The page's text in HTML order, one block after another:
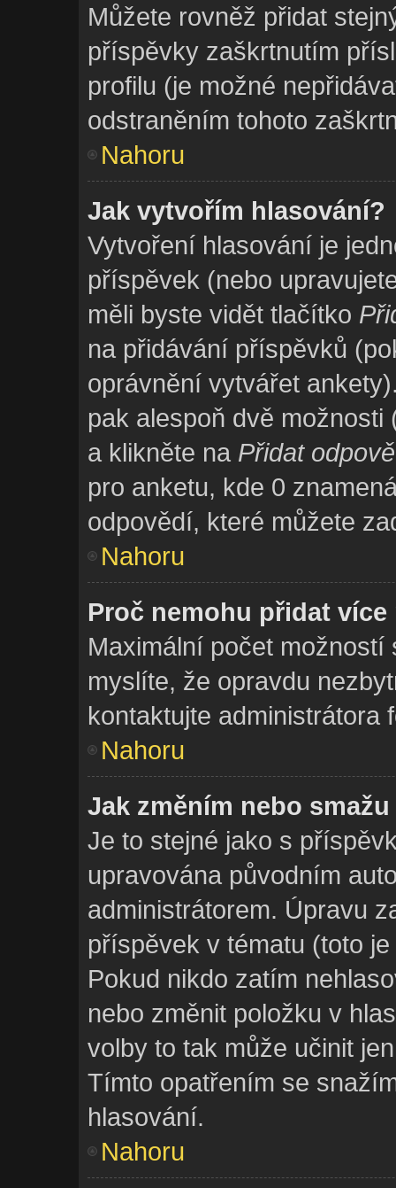
Můžete rovněž přidat
příspěvky zaškrtnutím
profilu (je možné
odstraněním tohoto
Nahoru
Jak vytvořím hlasování?
Vytvoření hlasování je
příspěvek (nebo
měli byste vidět tlačítko
na přidávání příspěvků
oprávnění vytvářet
pak alespoň dvě
a klikněte na Přidat
pro anketu, kde 0
odpovědí, které můžete
Nahoru
Proč nemohu přidat
Maximální počet možností
myslíte, že opravdu
kontaktujte administrátora
Nahoru
Jak změním nebo
Je to stejné jako s
upravována původním
administrátorem. Úpravu
příspěvek v tématu (toto
Pokud nikdo zatím
nebo změnit položku v
volby to tak může učinit
Tímto opatřením se
hlasování.
Nahoru